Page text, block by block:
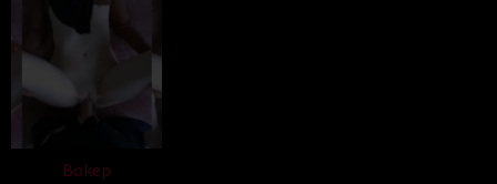
Bokep